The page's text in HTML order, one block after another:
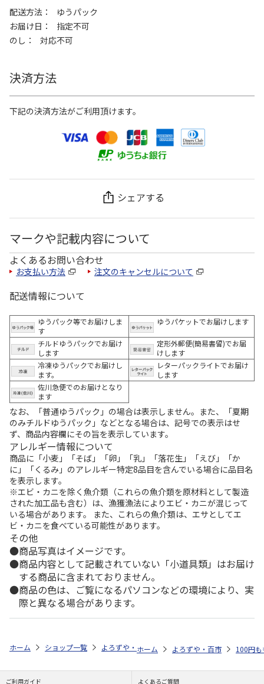
配送方法
ゆうパック
お届け日
指定不可
のし
対応不可
決済方法
下記の決済方法がご利用頂けます。
シェアする
マークや記載内容について
よくあるお問い合わせ
お支払い方法 注文のキャンセルについて
配送情報について
ゆうパック等でお届けしま
す
ゆうパケットでお届けします
チルドゆうパックでお届け
します
定形外郵便(簡易書留)でお届
けします
冷凍ゆうパックでお届けし
ます。
レターパックライトでお届け
します
佐川急便でのお届けとなり
ます
なお、「普通ゆうパック」の場合は表示しません。また、「夏期
のみチルドゆうパック」などとなる場合は、記号での表示はせ
ず、商品内容欄にその旨を表示しています。
アレルギー情報について
商品に「小麦」「そば」「卵」「乳」「落花生」「えび」「か
に」「くるみ」のアレルギー特定8品目を含んでいる場合に品目名
を表示します。
※エビ・カニを除く魚介類（これらの魚介類を原材料として製造
された加工品も含む）は、漁獲漁法によりエビ・カニが混じって
いる場合があります。 また、これらの魚介類は、エサとしてエ
ビ・カニを食べている可能性があります。
その他
商品写真はイメージです。
商品内容として記載されていない「小道具類」はお届け
する商品に含まれておりません。
商品の色は、ご覧になるパソコンなどの環境により、実
際と異なる場合があります。
ホーム ショップ一覧 よろずや・百市 ランドリーピンチＹ型４Ｐ耐
ホーム よろずや・百市 100円
ご利用ガイド よくあるご質問